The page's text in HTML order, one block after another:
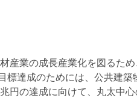
業の成長産業化を図るた
達成のためには、公共建
円の達成に向けて、丸太中